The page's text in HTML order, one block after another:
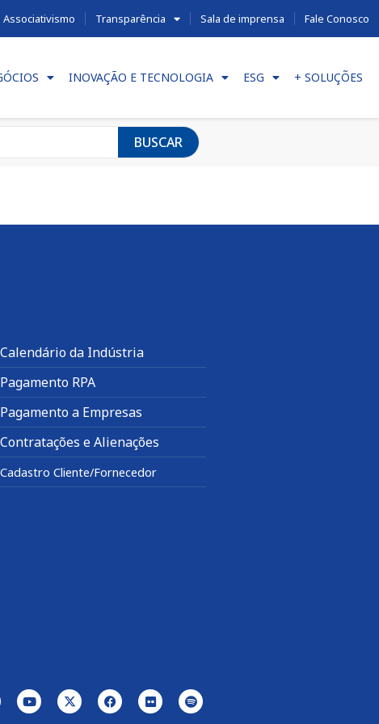
Associativismo Transparência Sala de imprensa Fale Conosco
INOVAÇÃO E TECNOLOGIA ESG + SOLUÇÕES
BUSCAR
Calendário da Indústria
Pagamento RPA
Pagamento a Empresas
Contratações e Alienações
Cadastro Cliente/Fornecedor